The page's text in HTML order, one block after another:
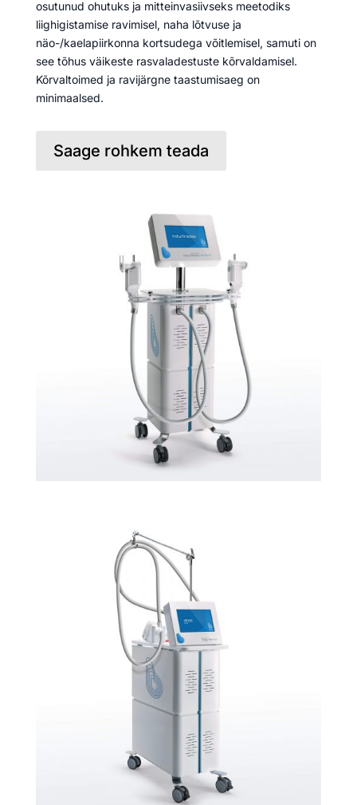
osutunud ohutuks ja mitteinvasiivseks meetodiks
liighigistamise ravimisel, naha lõtvuse ja
näo-/kaelapiirkonna kortsudega võitlemisel, samuti on
see tõhus väikeste rasvaladestuste kõrvaldamisel.
Kõrvaltoimed ja ravijärgne taastumisaeg on
minimaalsed.
Saage rohkem teada